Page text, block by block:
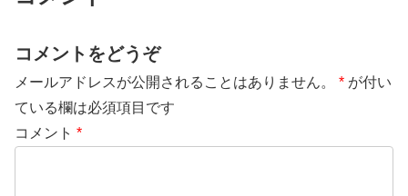
コメントをどうぞ
メールアドレスが公開されることはありません。 * が付い
ている欄は必須項目です
コメント *